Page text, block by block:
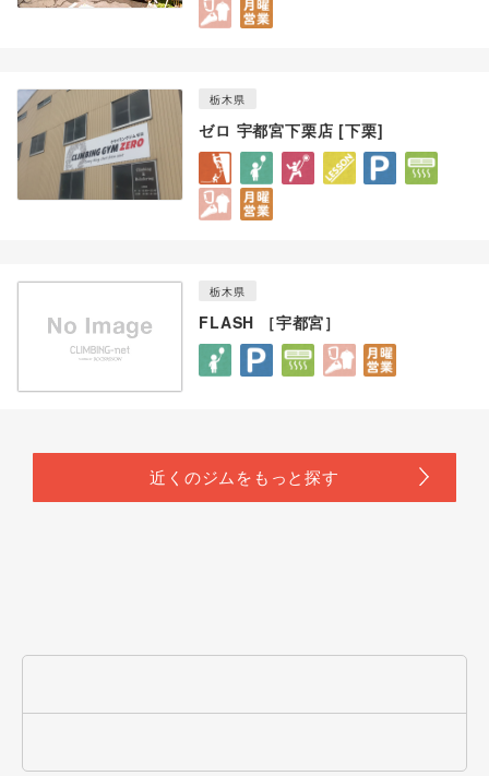
栃木県
ゼロ 宇都宮下栗店 [下栗]
栃木県
FLASH ［宇都宮］